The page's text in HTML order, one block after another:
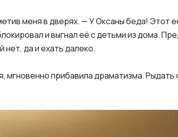
меня в дверях. — У Оксаны беда! Этот
и выгнал её с детьми из дома.
да и ехать далеко.
мгновенно прибавила драматизма.